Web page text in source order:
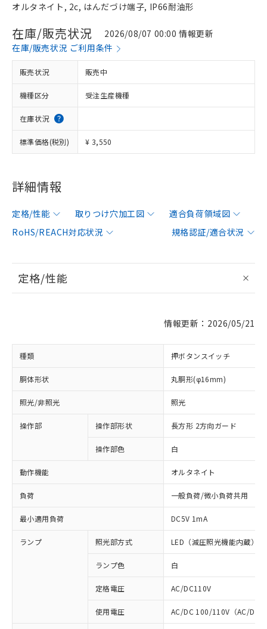
オルタネイト, 2c, はんだづけ端子, IP66耐油形
在庫/販売状況
2026/08/07 00:00 情報更新
在庫/販売状況 ご利用条件
販売状況 販売中
機種区分 受注生産機種
在庫状況
標準価格(税別) ¥ 3,550
詳細情報
定格/性能 取りつけ穴加工図
適合負荷領域図
RoHS/REACH対応状況
規格認証/適合状況
定格/性能
情報更新：2026/05/21
種類 押ボタンスイッチ
胴体形状 丸胴形(φ16mm)
照光/非照光 照光
操作部 操作部形状 長方形 2方向ガード
操作部色 白
動作機能 オルタネイト
負荷 一般負荷/微小負荷共用
最小適用負荷 DC5V 1mA
ランプ 照光部方式 LED（減圧照光機能内蔵）
ランプ色 白
定格電圧 AC/DC110V
使用電圧 AC/DC 100/110V（AC/DC